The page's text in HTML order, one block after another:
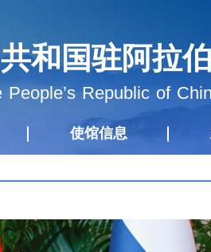
和国驻阿拉
People’s Republic of
使馆信息